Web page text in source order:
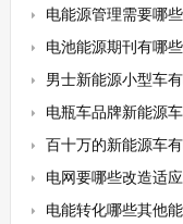
电能源管理需要哪
电池能源期刊有哪
男士新能源小型车
电瓶车品牌新能源
百十万的新能源车
电网要哪些改造适
电能转化哪些其他